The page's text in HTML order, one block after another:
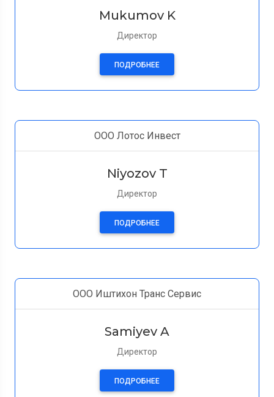
Mukumov K
Директор
ПОДРОБНЕЕ
ООО Лотос Инвест
Niyozov T
Директор
ПОДРОБНЕЕ
ООО Иштихон Транс Сервис
Samiyev A
Директор
ПОДРОБНЕЕ